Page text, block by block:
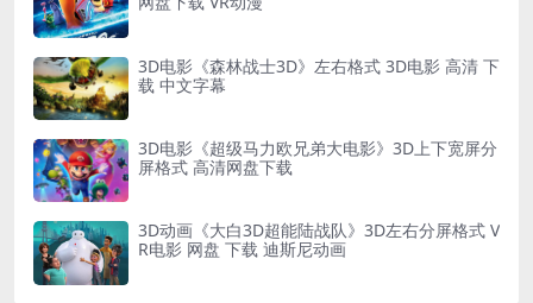
3D电影《森林战士3D》左右格式 3D电影 高清 下
载 中文字幕
3D电影《超级马力欧兄弟大电影》3D上下宽屏分
屏格式 高清网盘下载
3D动画《大白3D超能陆战队》3D左右分屏格式 V
R电影 网盘 下载 迪斯尼动画